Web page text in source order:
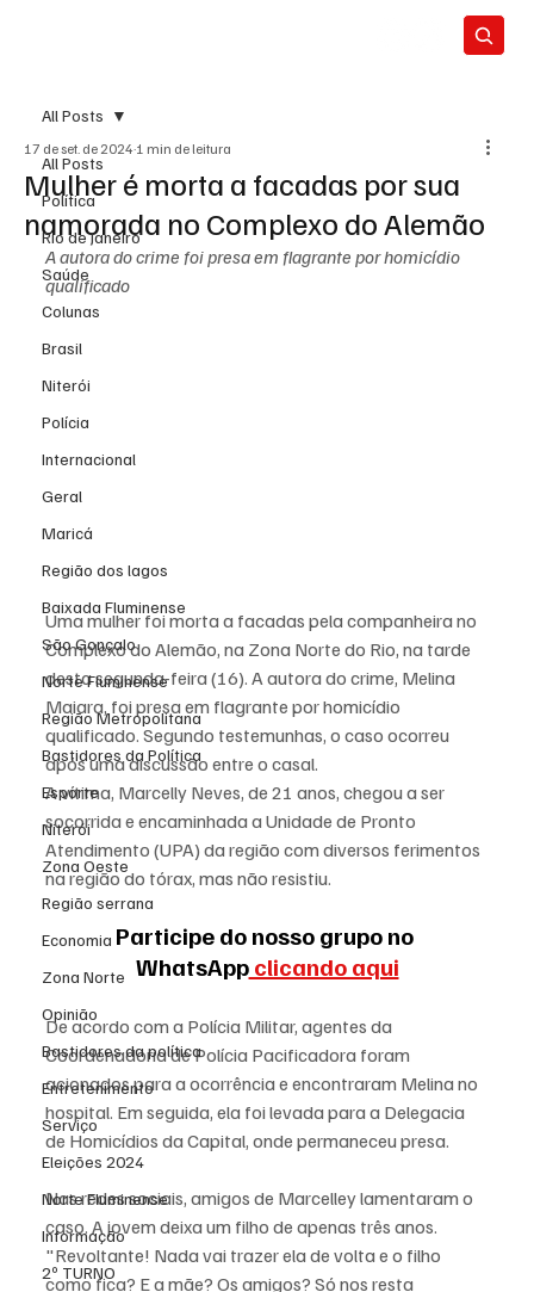
All Posts
Política
Rio de Janeiro
Saúde
Colunas
Brasil
Niterói
Polícia
Internacional
Geral
Maricá
Região dos lagos
Baixada Fluminense
São Gonçalo
Norte Fluminense
Região Metropolitana
Bastidores da Política
Esporte
Niterói
Zona Oeste
Região serrana
Economia
Zona Norte
Opinião
Bastidores da política
Entretenimento
Serviço
Eleições 2024
Norte Fluminense
Informação
2º TURNO
All Posts
Mulher é morta a facadas por sua
namorada no Complexo do Alemão
17 de set. de 2024 1 min de leitura
A autora do crime foi presa em flagrante por homicídio
qualificado
Uma mulher foi morta a facadas pela companheira no
Complexo do Alemão, na Zona Norte do Rio, na tarde
desta segunda-feira (16). A autora do crime, Melina
Maiara, foi presa em flagrante por homicídio
qualificado. Segundo testemunhas, o caso ocorreu
após uma discussão entre o casal.
A vítima, Marcelly Neves, de 21 anos, chegou a ser
socorrida e encaminhada a Unidade de Pronto
Atendimento (UPA) da região com diversos ferimentos
na região do tórax, mas não resistiu.
Participe do nosso grupo no
WhatsApp clicando aqui
De acordo com a Polícia Militar, agentes da
Coordenadoria de Polícia Pacificadora foram
acionados para a ocorrência e encontraram Melina no
hospital. Em seguida, ela foi levada para a Delegacia
de Homicídios da Capital, onde permaneceu presa.
Nas redes sociais, amigos de Marcelley lamentaram o
caso. A jovem deixa um filho de apenas três anos.
"Revoltante! Nada vai trazer ela de volta e o filho
como fica? E a mãe? Os amigos? Só nos resta